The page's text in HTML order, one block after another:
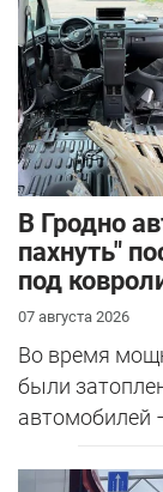
В Гродно
пахнуть"
под
07 августа 2026
Во время
были
автомобилей